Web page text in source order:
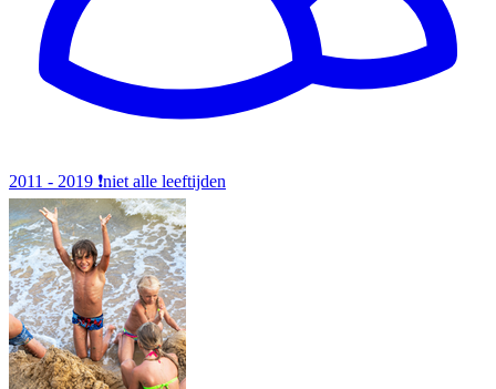
2011 - 2019 ❗️niet alle leeftijden